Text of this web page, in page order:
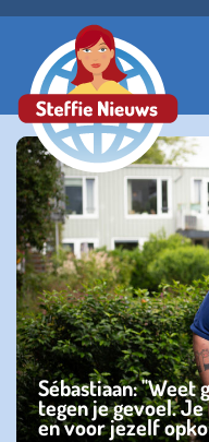
Sébastiaan: "Weet
tegen je gevoel.
en voor jezelf